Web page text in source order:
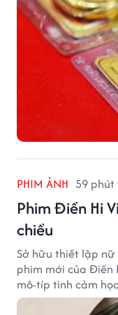
PHIM ẢNH 59
Phim Điền Hi
chiều
Sở hữu thiết lập
phim mới của Điền
mô-típ tình cảm